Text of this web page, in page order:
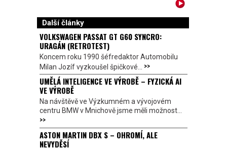
Další články
VOLKSWAGEN PASSAT GT G60 SYNCRO:
URAGÁN (RETROTEST)
Koncem roku 1990 šéfredaktor Automobilu
Milan Jozíf vyzkoušel špičkové... >>
UMĚLÁ INTELIGENCE VE VÝROBĚ – FYZICKÁ AI
VE VÝROBĚ
Na návštěvě ve Výzkumném a vývojovém
centru BMW v Mnichově jsme měli možnost...
>>
ASTON MARTIN DBX S – OHROMÍ, ALE
NEVYDĚSÍ